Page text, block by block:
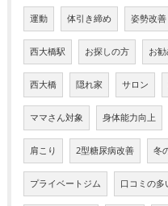
運動 体引き締め 姿勢改善
西大橋駅 お探しの方 お
西大橋 隠れ家 サロン
ママさん対象 身体能力向上
肩こり 2型糖尿病改善 冬
プライベートジム 口コミの多